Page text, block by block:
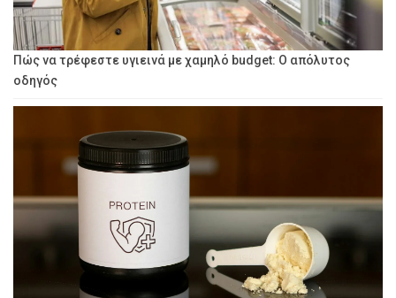
Πώς να τρέφεστε υγιεινά με χαμηλό budget: Ο απόλυτος
οδηγός